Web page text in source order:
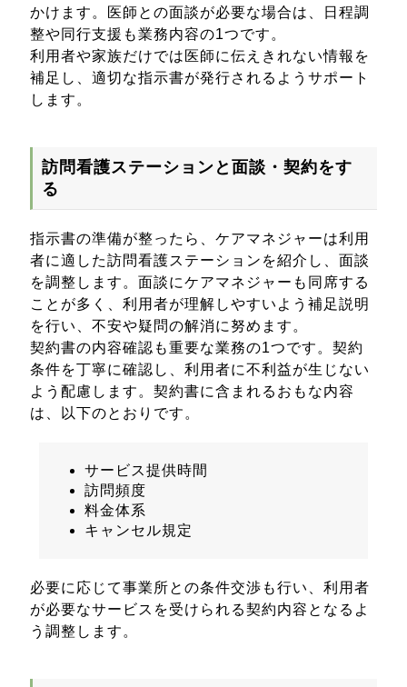
かけます。医師との面談が必要な場合は、日程調
整や同行支援も業務内容の1つです。
利用者や家族だけでは医師に伝えきれない情報を
補足し、適切な指示書が発行されるようサポート
します。
訪問看護ステーションと面談・契約をす
る
指示書の準備が整ったら、ケアマネジャーは利用
者に適した訪問看護ステーションを紹介し、面談
を調整します。面談にケアマネジャーも同席する
ことが多く、利用者が理解しやすいよう補足説明
を行い、不安や疑問の解消に努めます。
契約書の内容確認も重要な業務の1つです。契約
条件を丁寧に確認し、利用者に不利益が生じない
よう配慮します。契約書に含まれるおもな内容
は、以下のとおりです。
サービス提供時間
訪問頻度
料金体系
キャンセル規定
必要に応じて事業所との条件交渉も行い、利用者
が必要なサービスを受けられる契約内容となるよ
う調整します。